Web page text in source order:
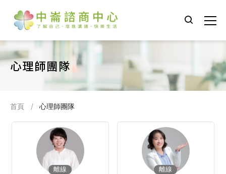
心理師團隊
首頁 心理師團隊
離線 離線